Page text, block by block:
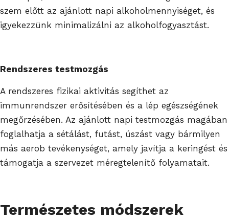
szem előtt az ajánlott napi alkoholmennyiséget, és
igyekezzünk minimalizálni az alkoholfogyasztást.
Rendszeres testmozgás
A rendszeres fizikai aktivitás segíthet az
immunrendszer erősítésében és a lép egészségének
megőrzésében. Az ajánlott napi testmozgás magában
foglalhatja a sétálást, futást, úszást vagy bármilyen
más aerob tevékenységet, amely javítja a keringést és
támogatja a szervezet méregtelenítő folyamatait.
Természetes módszerek